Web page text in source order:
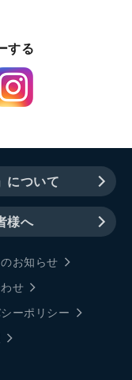
する
について
様へ
お知らせ
せ
ーポリシー